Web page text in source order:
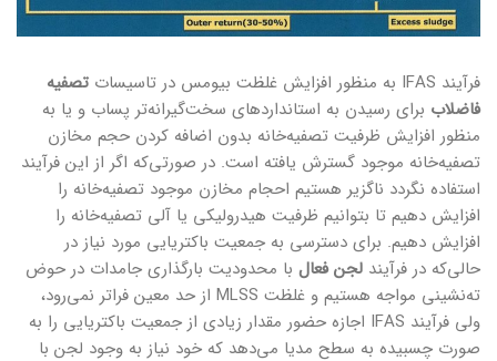
فرآیند IFAS به منظور افزایش غلظت بیومس در تاسیسات
تصفیه
فاضلاب برای رسیدن به استانداردهای سخت‌گیرانه‌تر پساب و یا به
منظور افزایش ظرفیت تصفیه‌خانه بدون اضافه کردن حجم مخازن
تصفیه‌خانه موجود گسترش یافته است. در صورتی‌که اگر از این فرآیند
استفاده نگردد ناگزیر هستیم احجام مخازن موجود تصفیه‌خانه را
افزایش دهیم تا بتوانیم ظرفیت هیدرولیکی یا آلی تصفیه‌خانه را
افزایش دهیم. برای دسترسی به جمعیت باکتریایی مورد نیاز در
حالی‌که در فرآیند لجن فعال با محدودیت بارگذاری جامدات در حوض
ته‌نشینی مواجه هستیم و غلظت MLSS از حد معین فراتر نمی‌رود،
ولی فرآیند IFAS اجازه حضور مقدار زیادی از جمعیت باکتریایی را به
صورت چسبیده به سطح مدیا می‌دهد که خود نیاز به وجود لجن با